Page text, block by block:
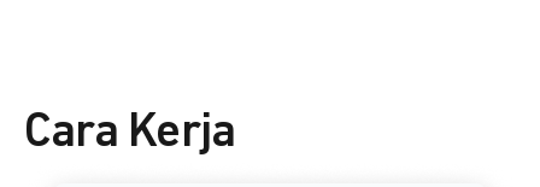
Cara Kerja